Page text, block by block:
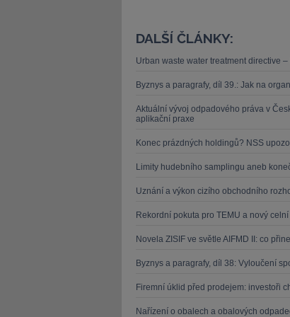
DALŠÍ ČLÁNKY:
Urban waste water treatment directive
Byznys a paragrafy, díl 39.: Jak na
Aktuální vývoj odpadového práva v
aplikační praxe
Konec prázdných holdingů? NSS
Limity hudebního samplingu aneb
Uznání a výkon cizího obchodního
Rekordní pokuta pro TEMU a nový
Novela ZISIF ve světle AIFMD II: co
Byznys a paragrafy, díl 38: Vyloučení
Firemní úklid před prodejem: investoři
Nařízení o obalech a obalových